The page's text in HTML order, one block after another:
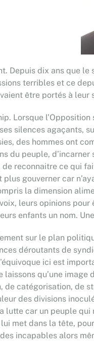
Depuis dix ans que
terribles et ce
être portés à leur
Lorsque
silences agaçants,
des hommes ont
du peuple,
de reconnaitre ce qui
plus gouverner car
la dimension
leurs opinions
enfants un nom.
sur le plan
déroutants de
ici est
laissons qu’une
de catégorisation, de
des divisions
lutte car un peuple
lui met dans la tête,
incapables alors